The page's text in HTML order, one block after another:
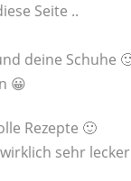
Seite ..
deine Schuhe
😀
Rezepte 🙂
sehr